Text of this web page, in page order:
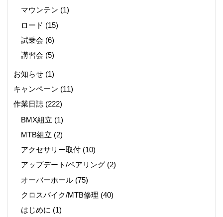
マウンテン (1)
ロード (15)
試乗会 (6)
講習会 (5)
お知らせ(1)
キャンペーン (11)
作業日誌(222)
BMX組立 (1)
MTB組立 (2)
アクセサリー取付 (10)
アップデート/ペアリング (2)
オーバーホール (75)
クロスバイク/MTB修理 (40)
はじめに (1)